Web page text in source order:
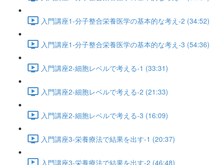
入門講座1-分子整合栄養医学の基本的な考え-2 (34:52)
入門講座1-分子整合栄養医学の基本的な考え-3 (54:36)
入門講座2-細胞レベルで考える-1 (33:31)
入門講座2-細胞レベルで考える-2 (21:33)
入門講座2-細胞レベルで考える-3 (16:09)
入門講座3-栄養療法で結果を出す-1 (20:37)
入門講座3-栄養療法で結果を出す-2 (46:48)